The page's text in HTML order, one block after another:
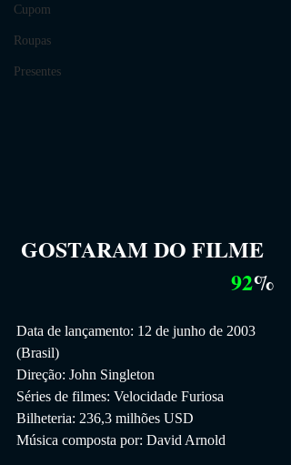
Cupom
Roupas
Presentes
GOSTARAM DO FILME
92%
Data de lançamento: 12 de junho de 2003
(Brasil)
Direção: John Singleton
Séries de filmes: Velocidade Furiosa
Bilheteria: 236,3 milhões USD
Música composta por: David Arnold